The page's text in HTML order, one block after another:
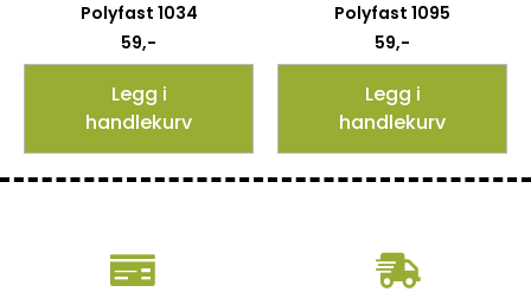
Polyfast 1034
59,-
Legg i
handlekurv
Polyfast 1095
59,-
Legg i
handlekurv